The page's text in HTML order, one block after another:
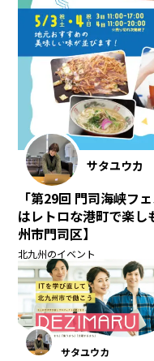
サタユウカ
「第29回 門司海峡フ
はレトロな港町で楽
州市門司区】
北九州のイベント
サタユウカ